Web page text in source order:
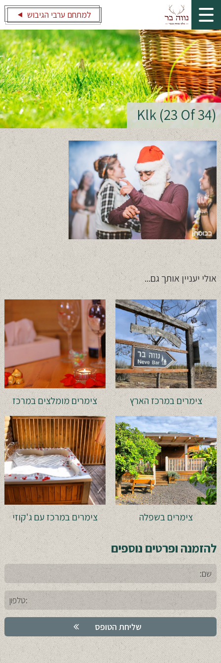
למתחם ערבי הגיבוש
Klk (23 Of 34)
אולי יעניין אותך גם...
צימרים במרכז הארץ צימרים מומלצים במרכז
צימרים בשפלה צימרים במרכז עם ג'קוזי
להזמנה ופרטים נוספים